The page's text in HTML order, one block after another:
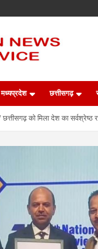
मध्यप्रदेश छत्तीसगढ़
छत्तीसगढ़ को मिला देश का सर्वश्रेष्ठ